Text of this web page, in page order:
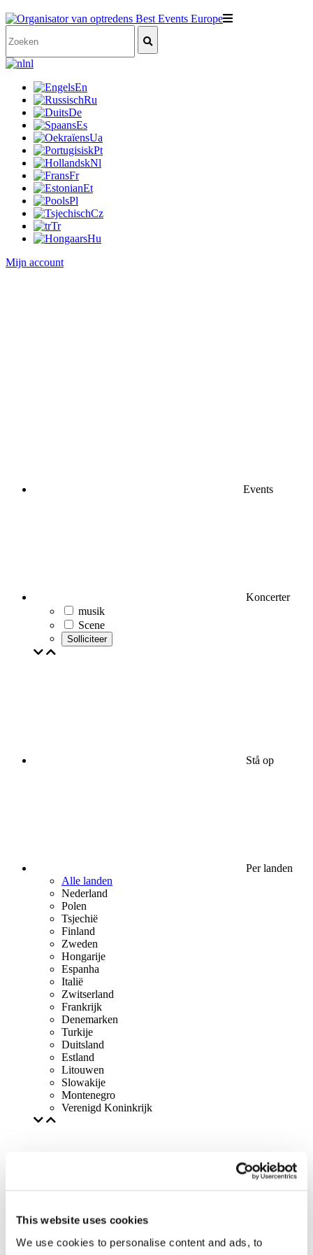
This website uses cookies
We use cookies to personalise content and ads, to
nl
En
Ru
De
Es
Ua
Pt
Nl
Fr
Et
Pl
Cz
Tr
Hu
Mijn account
Events
Koncerter
musik
Scene
Solliciteer
Stå op
Per landen
Alle landen
Nederland
Polen
Tsjechië
Finland
Zweden
Hongarije
Espanha
Italië
Zwitserland
Frankrijk
Denemarken
Turkije
Duitsland
Estland
Litouwen
Slowakije
Montenegro
Verenigd Koninkrijk